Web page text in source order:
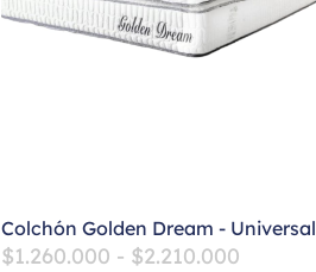
Colchón Golden Dream - Universal
$1.260.000 - $2.210.000